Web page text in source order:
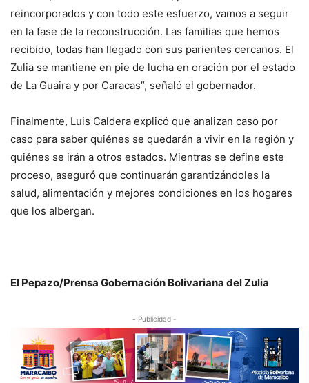
reincorporados y con todo este esfuerzo, vamos a seguir
en la fase de la reconstrucción. Las familias que hemos
recibido, todas han llegado con sus parientes cercanos. El
Zulia se mantiene en pie de lucha en oración por el estado
de La Guaira y por Caracas”, señaló el gobernador.
Finalmente, Luis Caldera explicó que analizan caso por
caso para saber quiénes se quedarán a vivir en la región y
quiénes se irán a otros estados. Mientras se define este
proceso, aseguró que continuarán garantizándoles la
salud, alimentación y mejores condiciones en los hogares
que los albergan.
El Pepazo/Prensa Gobernación Bolivariana del Zulia
- Publicidad -